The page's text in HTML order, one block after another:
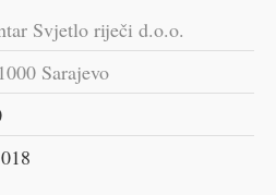
Svjetlo riječi d.o.o.
Sarajevo